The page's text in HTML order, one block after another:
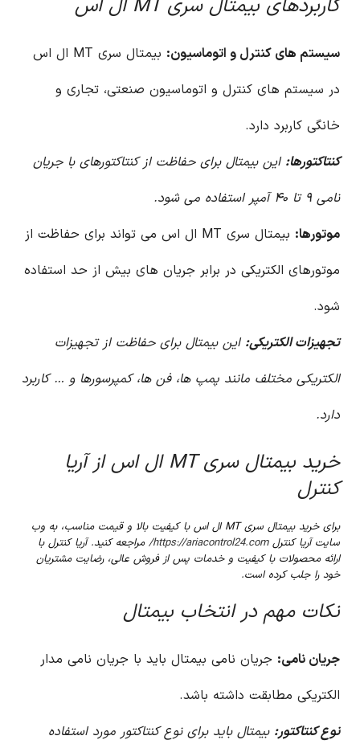
کاربردهای بیمتال سری MT ال اس
سیستم های کنترل و اتوماسیون:
بیمتال سری MT ال اس
در سیستم های کنترل و اتوماسیون صنعتی، تجاری و
خانگی کاربرد دارد.
کنتاکتورها: این بیمتال برای حفاظت از کنتاکتورهای با جریان
نامی ۹ تا ۴۰ آمپر استفاده می شود.
موتورها:
بیمتال سری MT ال اس می تواند برای حفاظت از
موتورهای الکتریکی در برابر جریان های بیش از حد استفاده
شود.
تجهیزات الکتریکی: این بیمتال برای حفاظت از تجهیزات
الکتریکی مختلف مانند پمپ ها، فن ها، کمپرسورها و … کاربرد
دارد.
خرید بیمتال سری MT ال اس از آریا
کنترل
برای خرید بیمتال سری MT ال اس با کیفیت بالا و قیمت مناسب، به وب
سایت آریا کنترلhttps://ariacontrol24.com/ مراجعه کنید. آریا کنترل با
ارائه محصولات با کیفیت و خدمات پس از فروش عالی، رضایت مشتریان
خود را جلب کرده است.
نکات مهم در انتخاب بیمتال
جریان نامی: جریان نامی بیمتال باید با جریان نامی مدار
الکتریکی مطابقت داشته باشد.
نوع کنتاکتور: بیمتال باید برای نوع کنتاکتور مورد استفاده